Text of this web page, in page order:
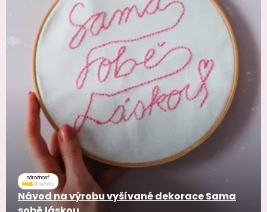
náročnosť
Návod na výrobu vyšívané dekorace Sama